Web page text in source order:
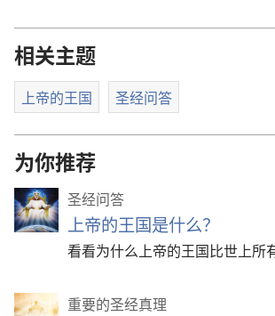
相关主题
上帝的王国 圣经问答
为你推荐
圣经问答
上帝的王国是什么？
看看为什么上帝的王国比世上所
重要的圣经真理